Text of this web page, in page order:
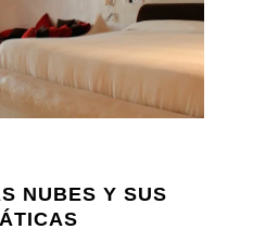
NUBES Y SUS